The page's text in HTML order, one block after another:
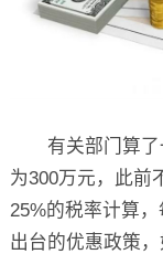
有关部门算了
为300万元，此前
25%的税率计算
出台的优惠政策